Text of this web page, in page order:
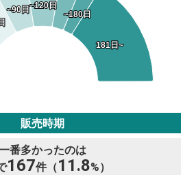
~90日
~90日~120日
~120日
~180日
~180日
181日~
181日~
販売時期
番多かったのは
167件（11.8%）